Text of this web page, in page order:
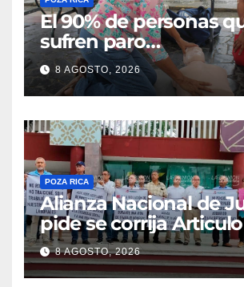
El 90% de personas
sufren paro
cardiorrespiratorio
8 AGOSTO, 2026
POZA RICA
Alianza Nacional de
pide se corrija Articulo
8 AGOSTO, 2026